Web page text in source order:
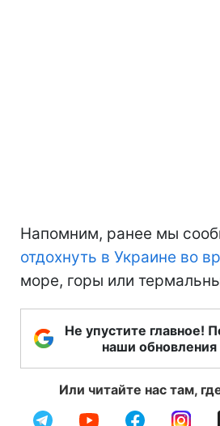
Напомним, ранее мы
отдохнуть в Украине во
море, горы или
Не упустите главное!
наши обновления
Или читайте нас там,